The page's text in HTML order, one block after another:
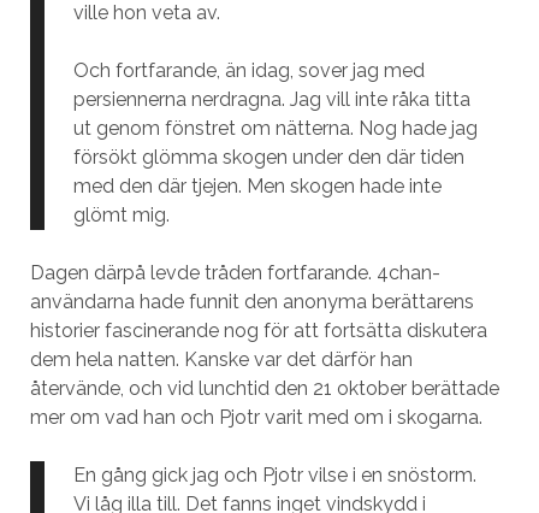
ville hon veta av.
Och fortfarande, än idag, sover jag med
persiennerna nerdragna. Jag vill inte råka titta
ut genom fönstret om nätterna. Nog hade jag
försökt glömma skogen under den där tiden
med den där tjejen. Men skogen hade inte
glömt mig.
Dagen därpå levde tråden fortfarande. 4chan-
användarna hade funnit den anonyma berättarens
historier fascinerande nog för att fortsätta diskutera
dem hela natten. Kanske var det därför han
återvände, och vid lunchtid den 21 oktober berättade
mer om vad han och Pjotr varit med om i skogarna.
En gång gick jag och Pjotr vilse i en snöstorm.
Vi låg illa till. Det fanns inget vindskydd i